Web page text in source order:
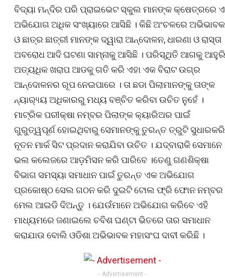
ବିଦ୍ୟା ମନ୍ଦିର ପରି ପ୍ରାଇଭେଟ ସ୍କୁଲ ମାନଙ୍କ କ୍ଷେତ୍ରରେ
ଅଭିଯୋଗ ଅଧିକ ସଂଖ୍ୟାରେ ଆସିଛି । କିଛି ଅଂଚଳରେ ଅଭିଭାବକ
ଓ ଛାତ୍ର ଛାତ୍ରୀ ମାନଙ୍କ ଦ୍ୱାରା ଆନ୍ଦୋଳନ, ଧାରଣା ଓ ରାସ୍ତା
ଅବରୋଧ ଆଦି ଘଟଣା ସାମ୍ନାକୁ ଆସିଛି । ପରିସ୍ଥିତି ଆଗକୁ ଆହୁରି
ଅତ୍ୟଧିକ ଖରାପ ଆଡକୁ ଗତି କରି ଏହା ଏକ ବିରାଟ ଉଗ୍ର
ଆନ୍ଦୋଳନର ରୂପ ନେଇପାରେ । ତା ଛଡା ପିଲାମାନଙ୍କୁ ତାଙ୍କ
ନ୍ୟାର‌୍ୟ୍ୟ ଅଧିକାରରୁ ମଧ୍ୟ ବଞ୍ଚିତ କରିବା ଉଚିତ ନୁହେଁ ।
ମାଟ୍ରିକ ପରୀକ୍ଷା ନମ୍ବର ପିଲାଙ୍କ କ୍ୟାରିଅର ପାଇଁ
ଗୁରୁତ୍ୱପୂର୍ଣ ହୋଇଥିବାରୁ ସେମାନଙ୍କୁ ତୁରନ୍ତ ତ୍ରୁଟି ସୁଧାରକରି
ନୂତନ ମାର୍କ ସିଟ ପ୍ରଦାନ କରାଯିବା ଉଚିତ । ଯଦ୍ବାରାକି ସେମାନେ
ଭଲ କଲେଜରେ ଆଡ଼ମିସନ କରି ପାରିବେ ।ତେଣୁ ଗଣଶିକ୍ଷା
ବିଭାଗ ସମସ୍ୟା ସମାଧାନ ପାଇଁ ତୁରନ୍ତ ଏକ ଅଭିଯୋଗ
ପ୍ରକୋଷ୍ଠ ସେଲ ଗଠନ କରି ଦୁଇଟି ଟୋଲ ଫ୍ରି ଫୋନ ନମ୍ବର
ମେଲ ଆଇଡି ଦିଅନ୍ତୁ । ଯେଉଁମାନେ ଅଭିଯୋଗ କରିବେ ଏହି
ମାଧ୍ୟମରେ ଜଣାଇଲେ ଚବିଶ ଘଣ୍ଟା ଭିତରେ ତାର ସମାଧାନ
କରାଯାଉ ବୋଲି ଓଡିଶା ଅଭିଭାବକ ମହାସଂଘ ଦାବୀ କରିଛି ।
- Advertisement -